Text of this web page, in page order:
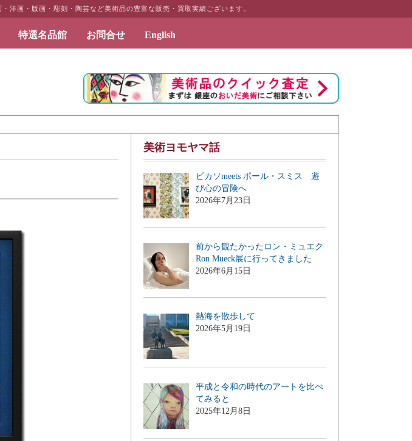
洋画・版画・彫刻・陶芸など美術品の豊富な販売・買取実績ございます。
特選名品館 お問合せ English
美術ヨモヤマ話
ピカソmeets ポール・スミス 遊
び心の冒険へ
2026年7月23日
前から観たかったロン・ミュエク
Ron Mueck展に行ってきました
2026年6月15日
熱海を散歩して
2026年5月19日
平成と令和の時代のアートを比べ
てみると
2025年12月8日